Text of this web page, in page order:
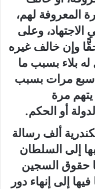
المعروفة لهم،
وعلى
وإن خالف غيره
بلاء بسبب ما
سبع مرات بسبب
يتهم مرة
أو الحكم.
ألف رسالة
إلى السلطان
حقوق السجين
إلى إنهاء دور